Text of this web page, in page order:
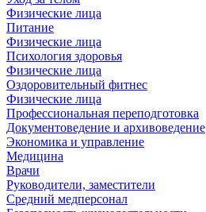
Физические лица
Питание
Физические лица
Психология здоровья
Физические лица
Оздоровительный фитнес
Физические лица
Профессиональная переподготовка
Документоведение и архивоведение
Экономика и управление
Медицина
Врачи
Руководители, заместители
Средний медперсонал